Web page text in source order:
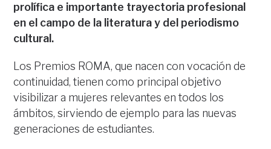
prolífica e importante trayectoria profesional
en el campo de la literatura y del periodismo
cultural.
Los Premios ROMA, que nacen con vocación de
continuidad, tienen como principal objetivo
visibilizar a mujeres relevantes en todos los
ámbitos, sirviendo de ejemplo para las nuevas
generaciones de estudiantes.